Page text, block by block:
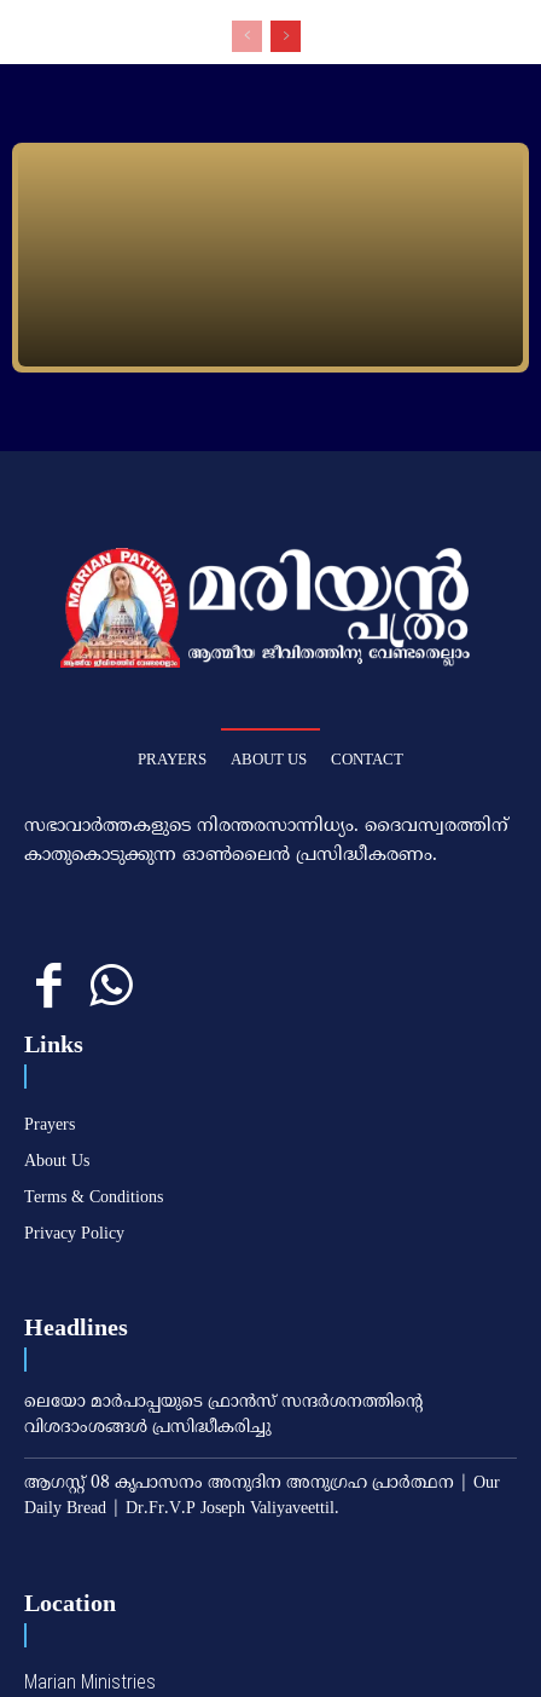
PRAYERS ABOUT US CONTACT
സഭാവാര്‍ത്തകളുടെ നിരന്തരസാന്നിധ്യം. ദൈവസ്വരത്തിന്‌
കാതുകൊടുക്കുന്ന ഓണ്‍ലൈന്‍ പ്രസിദ്ധീകരണം.
Links
Prayers
About Us
Terms & Conditions
Privacy Policy
Headlines
ലെയോ മാര്‍പാപ്പയുടെ ഫ്രാന്‍സ് സന്ദര്‍ശനത്തിന്റെ
വിശദാംശങ്ങള്‍ പ്രസിദ്ധീകരിച്ചു
ആഗസ്റ്റ് 08 കൃപാസനം അനുദിന അനുഗ്രഹ പ്രാർത്ഥന | Our
Daily Bread | Dr.Fr.V.P Joseph Valiyaveettil.
Location
Marian Ministries